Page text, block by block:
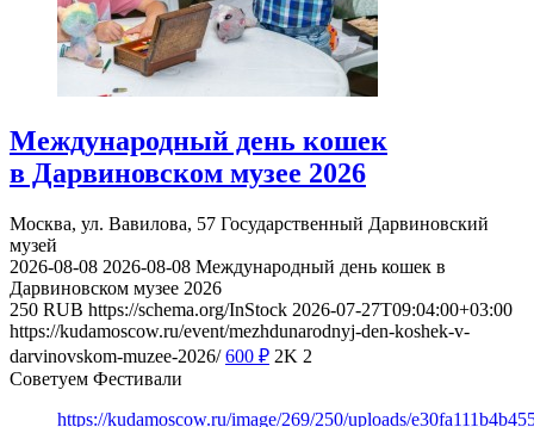
Международный день кошек
в Дарвиновском музее 2026
Москва, ул. Вавилова, 57 Государственный Дарвиновский
музей
2026-08-08 2026-08-08 Международный день кошек в
Дарвиновском музее 2026
250 RUB https://schema.org/InStock 2026-07-27T09:04:00+03:00
https://kudamoscow.ru/event/mezhdunarodnyj-den-koshek-v-
darvinovskom-muzee-2026/ 600 ₽ 2K 2
Советуем Фестивали
https://kudamoscow.ru/image/269/250/uploads/